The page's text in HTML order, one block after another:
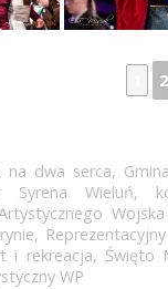
2
na dwa serca,
Wieluń,
,
i rekreacja, Święto
WP